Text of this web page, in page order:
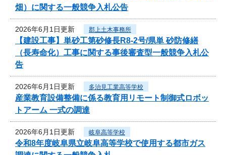
畑）に関する一般競争入札公告
2026年6月1日更新 郡上土木事務所
【建設工事】単砂工第砂修長R8-2号/県単 砂防修繕
（長寿命化）工事に関する事後審査型一般競争入札公
告
2026年6月1日更新 多治見工業高等学校
産業教育設備整備に係る教育用リモート制御式ロボッ
トアーム 一式の調達
2026年6月1日更新 岐阜高等学校
令和8年度岐阜県立岐阜高等学校で使用する都市ガス